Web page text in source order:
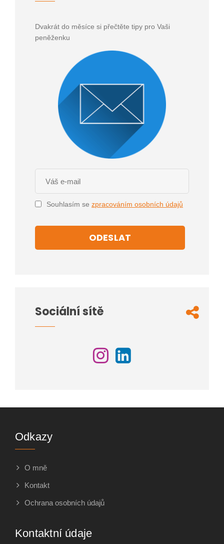
Dvakrát do měsíce si přečtěte tipy pro Vaši
peněženku
Souhlasím se zpracováním osobních údajů
ODESLAT
Sociální sítě
Odkazy
O mně
Kontakt
Ochrana osobních údajů
Kontaktní údaje